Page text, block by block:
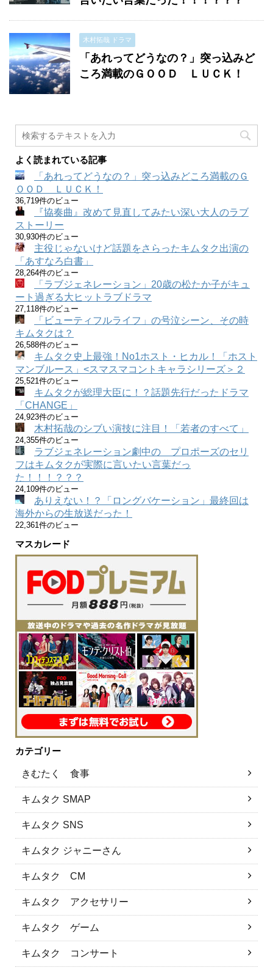
木村拓哉 ドラマ
「あれってどうなの？」突っ込みど
ころ満載のＧＯＯＤ ＬＵＣＫ！
よく読まれている記事
「あれってどうなの？」突っ込みどころ満載のＧ
ＯＯＤ ＬＵＣＫ！
36,719件のビュー
『協奏曲』改めて見直してみたい深い大人のラブ
ストーリー
30,930件のビュー
主役じゃないけど話題をさらったキムタク出演の
「あすなろ白書」
28,264件のビュー
「ラブジェネレーション」20歳の松たか子がキュ
ート過ぎる大ヒットラブドラマ
27,118件のビュー
「ビューティフルライフ」の号泣シーン、その時
キムタクは？
26,588件のビュー
キムタク史上最強！No1ホスト・ヒカル！「ホスト
マンブルース」<スマスマコントキャラシリーズ＞２
25,521件のビュー
キムタクが総理大臣に！？話題先行だったドラマ
「CHANGE」
24,923件のビュー
木村拓哉のシブい演技に注目！「若者のすべて」
24,355件のビュー
ラブジェネレーション劇中の プロポーズのセリ
フはキムタクが実際に言いたい言葉だっ
た！！！？？？
24,109件のビュー
ありえない！？「ロングバケーション」最終回は
海外からの生放送だった！
22,361件のビュー
マスカレード
カテゴリー
きむたく 食事
キムタク SMAP
キムタク SNS
キムタク ジャニーさん
キムタク CM
キムタク アクセサリー
キムタク ゲーム
キムタク コンサート